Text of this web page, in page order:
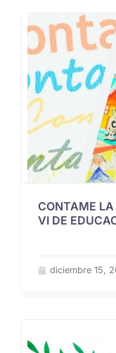
CONTAME LA
VI DE
diciembre 15,